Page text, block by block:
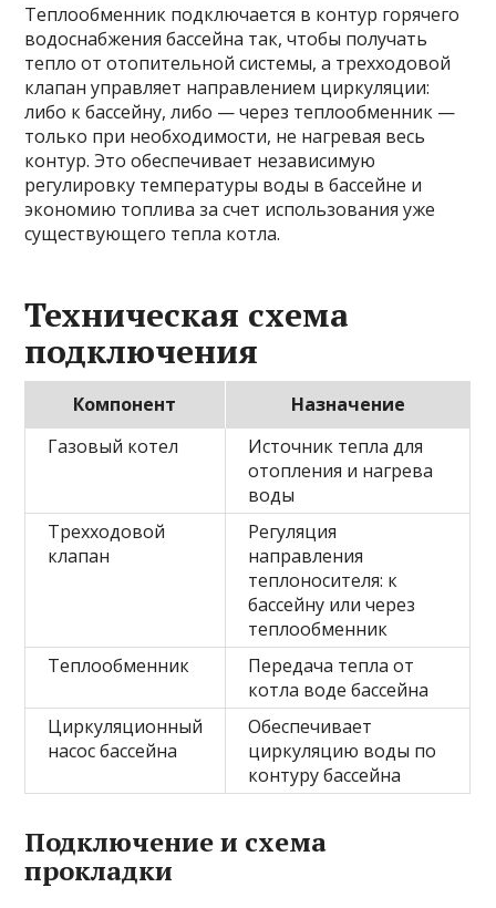
Теплообменник подключается в контур горячего
водоснабжения бассейна так, чтобы получать
тепло от отопительной системы, а трехходовой
клапан управляет направлением циркуляции:
либо к бассейну, либо — через теплообменник —
только при необходимости, не нагревая весь
контур. Это обеспечивает независимую
регулировку температуры воды в бассейне и
экономию топлива за счет использования уже
существующего тепла котла.
Техническая схема
подключения
Компонент
Назначение
Газовый котел
Источник тепла для
отопления и нагрева
воды
Трехходовой
клапан
Регуляция
направления
теплоносителя: к
бассейну или через
теплообменник
Теплообменник
Передача тепла от
котла воде бассейна
Циркуляционный
насос бассейна
Обеспечивает
циркуляцию воды по
контуру бассейна
Подключение и схема
прокладки